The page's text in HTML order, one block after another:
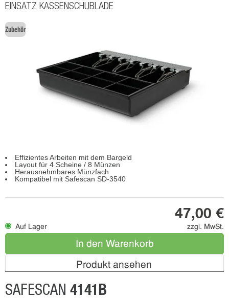
EINSATZ KASSENSCHUBLADE
Zubehör
Effizientes Arbeiten mit dem Bargeld
Layout für 4 Scheine / 8 Münzen
Herausnehmbares Münzfach
Kompatibel mit Safescan SD-3540
Auf Lager
47,00 €
zzgl. MwSt.
In den Warenkorb
Produkt ansehen
SAFESCAN 4141B